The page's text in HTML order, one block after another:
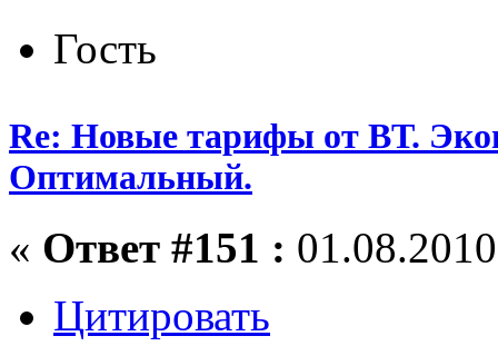
Гость
Re: Новые тарифы от ВТ.
Оптимальный.
« Ответ #151 :
Цитировать